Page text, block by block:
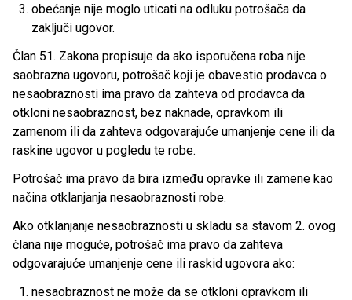
obećanje nije moglo uticati na odluku potrošača da
zaključi ugovor.
Član 51. Zakona propisuje da ako isporučena roba nije
saobrazna ugovoru, potrošač koji je obavestio prodavca o
nesaobraznosti ima pravo da zahteva od prodavca da
otkloni nesaobraznost, bez naknade, opravkom ili
zamenom ili da zahteva odgovarajuće umanjenje cene ili da
raskine ugovor u pogledu te robe.
Potrošač ima pravo da bira između opravke ili zamene kao
načina otklanjanja nesaobraznosti robe.
Ako otklanjanje nesaobraznosti u skladu sa stavom 2. ovog
člana nije moguće, potrošač ima pravo da zahteva
odgovarajuće umanjenje cene ili raskid ugovora ako:
nesaobraznost ne može da se otkloni opravkom ili